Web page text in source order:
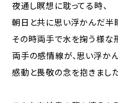
夜通し瞑想に耽ってる時、
朝日と共に思い浮かんだ半
その時両手で水を掬う様な
両手の感情線が、思い浮か
感動と畏敬の念を抱きました